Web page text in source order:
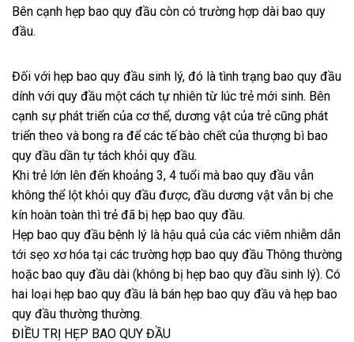
Bên cạnh hẹp bao quy đầu còn có trường hợp dài bao quy
đầu.
Đối với hẹp bao quy đầu sinh lý, đó là tình trạng bao quy đầu
dính với quy đầu một cách tự nhiên từ lúc trẻ mới sinh. Bên
cạnh sự phát triển của cơ thể, dương vật của trẻ cũng phát
triển theo và bong ra để các tế bào chết của thượng bì bao
quy đầu dần tự tách khỏi quy đầu.
Khi trẻ lớn lên đến khoảng 3, 4 tuổi mà bao quy đầu vẫn
không thể lột khỏi quy đầu được, đầu dương vật vẫn bị che
kín hoàn toàn thì trẻ đã bị hẹp bao quy đầu.
Hẹp bao quy đầu bệnh lý là hậu quả của các viêm nhiễm dẫn
tới sẹo xơ hóa tại các trường hợp bao quy đầu Thông thường
hoặc bao quy đầu dài (không bị hẹp bao quy đầu sinh lý). Có
hai loại hẹp bao quy đầu là bán hẹp bao quy đầu và hẹp bao
quy đầu thường thường.
ĐIỀU TRỊ HẸP BAO QUY ĐẦU